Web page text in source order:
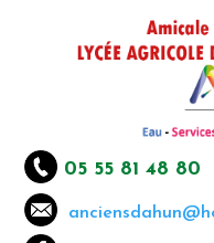
05 55 81 48 80